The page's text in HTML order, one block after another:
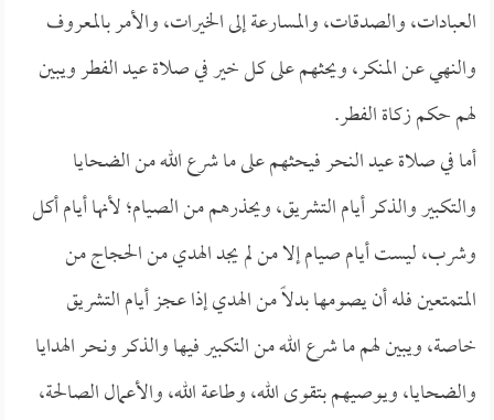
العبادات، والصدقات، والمسارعة إلى الخيرات، والأمر بالمعروف
والنهي عن المنكر، ويحثهم على كل خير في صلاة عيد الفطر ويبين
لهم حكم زكاة الفطر.
أما في صلاة عيد النحر فيحثهم على ما شرع الله من الضحايا
والتكبير والذكر أيام التشريق، ويحذرهم من الصيام؛ لأنها أيام أكل
وشرب، ليست أيام صيام إلا من لم يجد الهدي من الحجاج من
المتمتعين فله أن يصومها بدلاً من الهدي إذا عجز أيام التشريق
خاصة، ويبين لهم ما شرع الله من التكبير فيها والذكر ونحر الهدايا
والضحايا، ويوصيهم بتقوى الله، وطاعة الله، والأعمال الصالحة،